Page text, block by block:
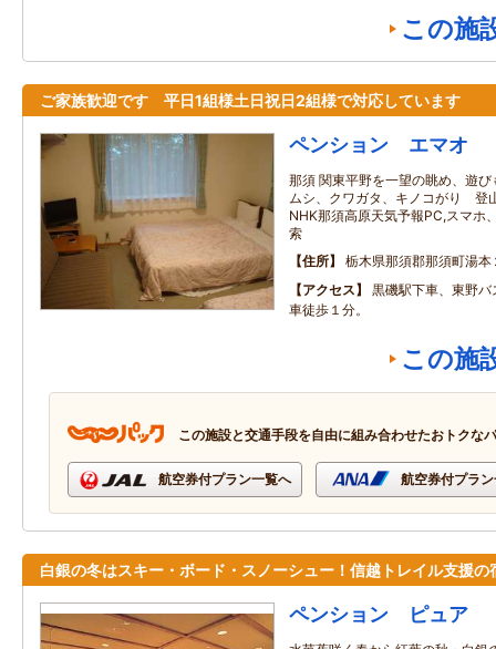
この施
ご家族歓迎です 平日1組様土日祝日2組様で対応しています
ペンション エマオ
那須 関東平野を一望の眺め、遊
ムシ、クワガタ、キノコがり 登
NHK那須高原天気予報PC,スマホ
索
住所
栃木県那須郡那須町湯本
アクセス
黒磯駅下車、東野
車徒歩１分。
この施
この施設と交通手段を自由に組み合わせたおトクな
航空券付プラン一覧へ 航空券付プラ
白銀の冬はスキー・ボード・スノーシュー！信越トレイル支援の
ペンション ピュア